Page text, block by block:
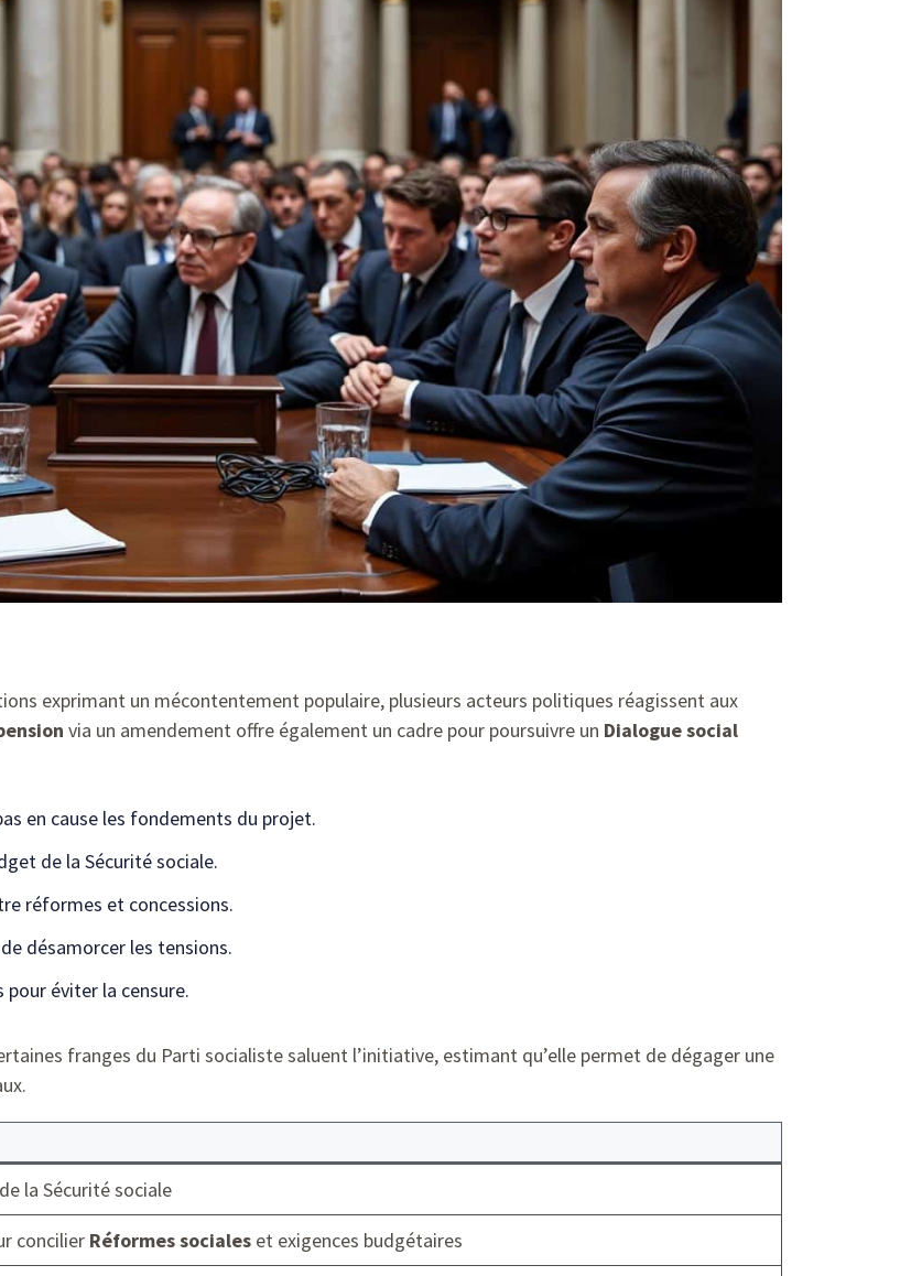
exprimant un mécontentement populaire, plusieurs acteurs politiques réagissent aux
via un amendement offre également un cadre pour poursuivre un Dialogue social
en cause les fondements du projet.
de la Sécurité sociale.
réformes et concessions.
désamorcer les tensions.
éviter la censure.
franges du Parti socialiste saluent l’initiative, estimant qu’elle permet de dégager une
la Sécurité sociale
concilier Réformes sociales et exigences budgétaires